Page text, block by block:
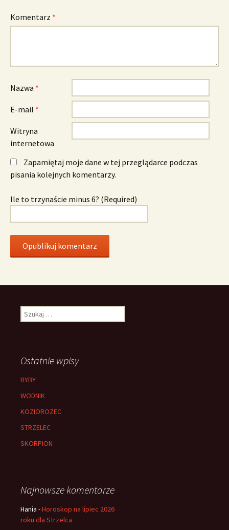
Komentarz *
Nazwa *
E-mail *
Witryna
internetowa
Zapamiętaj moje dane w tej przeglądarce podczas
pisania kolejnych komentarzy.
Ile to trzynaście minus 6? (Required)
Szukaj:
Ostatnie wpisy
RYBY
WODNIK
KOZIOROZEC
STRZELEC
SKORPION
Najnowsze komentarze
Hania -Horoskop na lipiec 2026
roku dla Strzelca